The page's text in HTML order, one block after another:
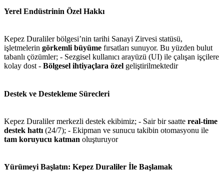
İletişim
Yerel Endüstrinin Özel Hakkı
Kepez Duraliler bölgesi’nin tarihi Sanayi Zirvesi statüsü,
işletmelerin görkemli büyüme fırsatları sunuyor. Bu yüzden bulut
tabanlı çözümler; - Sezgisel kullanıcı arayüzü (UI) ile çalışan işçilere
kolay dost - Bölgesel ihtiyaçlara özel geliştirilmektedir
Destek ve Destekleme Sürecleri
Kepez Duraliler merkezli destek ekibimiz; - Sair bir saatte real-time
destek hattı (24/7); - Ekipman ve sunucu takibin otomasyonu ile
tam koruyucu katman oluşturuyor
Yürümeyi Başlatın: Kepez Duraliler İle Başlamak